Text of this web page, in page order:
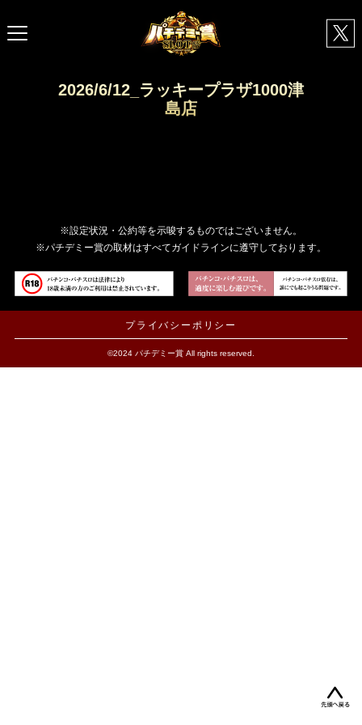
2026/6/12_ラッキープラザ1000津
島店
※設定状況・公約等を示唆するものではございません。
※パチデミー賞の取材はすべてガイドラインに遵守しております。
プライバシーポリシー
©2024 パチデミー賞 All rights reserved.